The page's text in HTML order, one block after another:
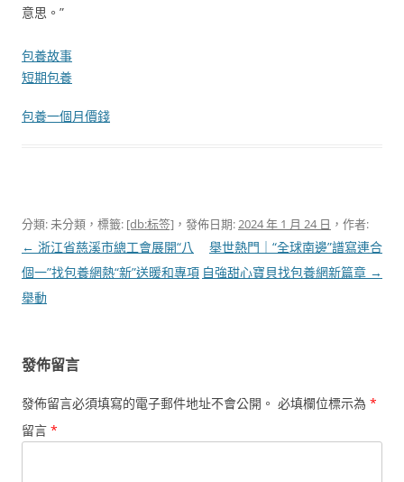
意思。”
包養故事
短期包養
包養一個月價錢
分類: 未分類，標籤: [db:标签] ，發佈日期:2024 年 1 月 24 日 ，作者:
文
章
導
← 浙江省慈溪市總工會展開“八
個一”找包養網熱“新”送暖和專項
舉動
舉世熱門｜“全球南邊”譜寫連合
自強甜心寶貝找包養網新篇章 →
發佈留言
發佈留言必須填寫的電子郵件地址不會公開。 必填欄位標示為 *
留言 *